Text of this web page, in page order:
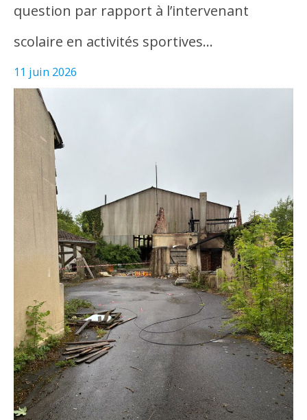
question par rapport à l’intervenant
scolaire en activités sportives…
11 juin 2026